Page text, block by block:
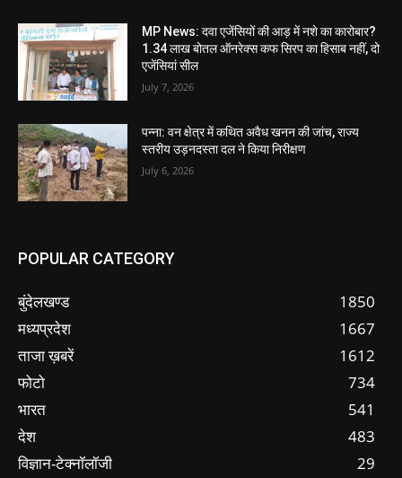
MP News: दवा एजेंसियों की आड़ में नशे का कारोबार?
1.34 लाख बोतल ऑनरेक्स कफ सिरप का हिसाब नहीं, दो
एजेंसियां सील
July 7, 2026
पन्ना: वन क्षेत्र में कथित अवैध खनन की जांच, राज्य
स्तरीय उड़नदस्ता दल ने किया निरीक्षण
July 6, 2026
POPULAR CATEGORY
बुंदेलखण्ड
1850
मध्यप्रदेश
1667
ताजा ख़बरें
1612
फोटो
734
भारत
541
देश
483
विज्ञान-टेक्नॉलॉजी
29